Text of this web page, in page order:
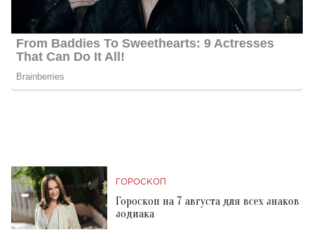
ГОРОСКОП
Гороскоп на 7 августа для всех знаков
зодиака